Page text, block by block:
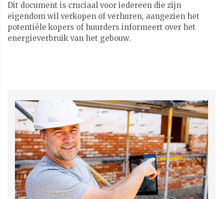
​​​​​​​Dit document is cruciaal voor iedereen die zijn
eigendom wil verkopen of verhuren, aangezien het
potentiële kopers of huurders informeert over het
energieverbruik van het gebouw.